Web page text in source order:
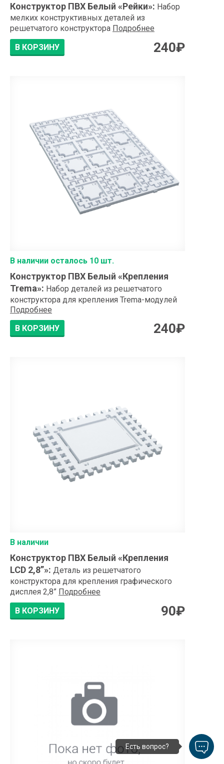
Конструктор ПВХ Белый «Рейки»: Набор
мелких конструктивных деталей из
решетчатого конструктора Подробнее
В КОРЗИНУ
240₽
В наличии осталось 10 шт.
Конструктор ПВХ Белый «Крепления
Trema»: Набор деталей из решетчатого
конструктора для крепления Trema-модулей
Подробнее
В КОРЗИНУ
240₽
В наличии
Конструктор ПВХ Белый «Крепления
LCD 2,8”»: Деталь из решетчатого
конструктора для крепления графического
дисплея 2,8” Подробнее
В КОРЗИНУ
90₽
Есть вопрос?